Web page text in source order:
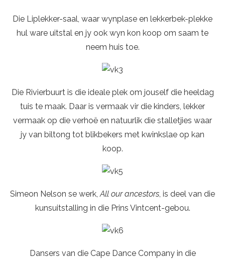
Die Liplekker-saal, waar wynplase en lekkerbek-plekke
hul ware uitstal en jy ook wyn kon koop om saam te
neem huis toe.
Die Rivierbuurt is die ideale plek om jouself die heeldag
tuis te maak. Daar is vermaak vir die kinders, lekker
vermaak op die verhoë en natuurlik die stalletjies waar
jy van biltong tot blikbekers met kwinkslae op kan
koop.
Simeon Nelson se werk,All our ancestors, is deel van die
kunsuitstalling in die Prins Vintcent-gebou.
Dansers van die Cape Dance Company in die